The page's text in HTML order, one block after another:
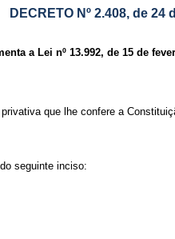
DECRETO Nº 2.408, de 24
a Lei nº 13.992, de 15 de
privativa que lhe confere a
seguinte inciso: